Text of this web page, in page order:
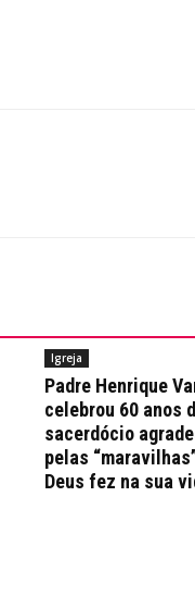
Igreja
Padre Henrique
celebrou 60 anos
sacerdócio
pelas
Deus fez na sua